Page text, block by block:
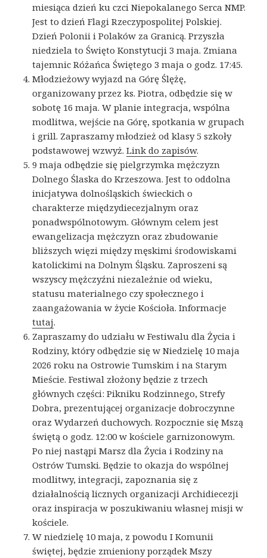
miesiąca dzień ku czci Niepokalanego Serca NMP.
Jest to dzień Flagi Rzeczypospolitej Polskiej.
Dzień Polonii i Polaków za Granicą. Przyszła
niedziela to Święto Konstytucji 3 maja. Zmiana
tajemnic Różańca Świętego 3 maja o godz. 17:45.
Młodzieżowy wyjazd na Górę Ślężę,
organizowany przez ks. Piotra, odbędzie się w
sobotę 16 maja. W planie integracja, wspólna
modlitwa, wejście na Górę, spotkania w grupach
i grill. Zapraszamy młodzież od klasy 5 szkoły
podstawowej wzwyż.Link do zapisów.
9 maja odbędzie się pielgrzymka mężczyzn
Dolnego Ślaska do Krzeszowa. Jest to oddolna
inicjatywa dolnośląskich świeckich o
charakterze międzydiecezjalnym oraz
ponadwspólnotowym. Głównym celem jest
ewangelizacja mężczyzn oraz zbudowanie
bliższych więzi między męskimi środowiskami
katolickimi na Dolnym Śląsku. Zaproszeni są
wszyscy mężczyźni niezależnie od wieku,
statusu materialnego czy społecznego i
zaangażowania w życie Kościoła. Informacje
tutaj.
Zapraszamy do udziału w Festiwalu dla Życia i
Rodziny, który odbędzie się w Niedzielę 10 maja
2026 roku na Ostrowie Tumskim i na Starym
Mieście. Festiwal złożony będzie z trzech
głównych części: Pikniku Rodzinnego, Strefy
Dobra, prezentującej organizacje dobroczynne
oraz Wydarzeń duchowych. Rozpocznie się Mszą
świętą o godz. 12:00 w kościele garnizonowym.
Po niej nastąpi Marsz dla Życia i Rodziny na
Ostrów Tumski. Będzie to okazja do wspólnej
modlitwy, integracji, zapoznania się z
działalnością licznych organizacji Archidiecezji
oraz inspiracja w poszukiwaniu własnej misji w
kościele.
W niedzielę 10 maja, z powodu I Komunii
świętej, będzie zmieniony porządek Mszy